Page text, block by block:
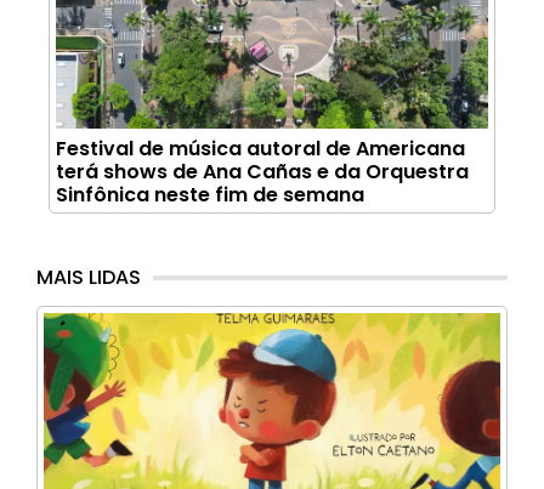
Festival de música autoral de Americana
terá shows de Ana Cañas e da Orquestra
Sinfônica neste fim de semana
MAIS LIDAS